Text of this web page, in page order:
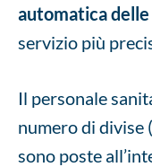
automatica
servizio più
Il personale
numero di divise
sono poste